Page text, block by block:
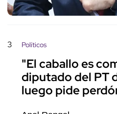
3 Políticos
"El caballo es
diputado del PT
luego pide